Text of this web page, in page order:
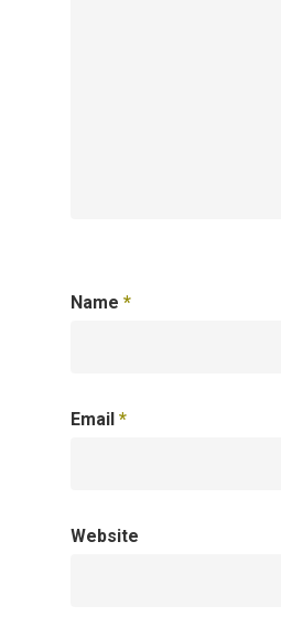
Name *
Email *
Website